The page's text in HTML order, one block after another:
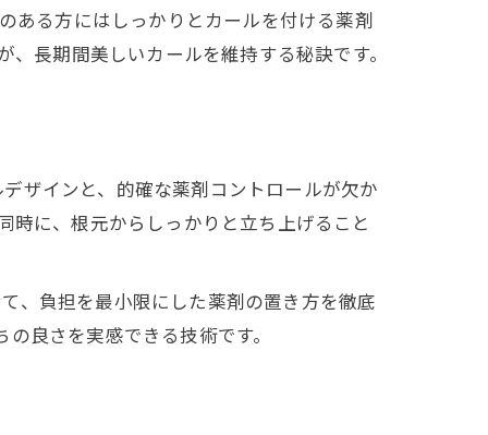
ある方にはしっかりとカールを付ける薬剤
長期間美しいカールを維持する秘訣です。
ザインと、的確な薬剤コントロールが欠か
に、根元からしっかりと立ち上げること
、負担を最小限にした薬剤の置き方を徹底
良さを実感できる技術です。